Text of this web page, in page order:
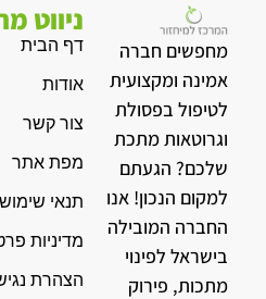
מחפשים חברה
אמינה ומקצועית
לטיפול בפסולת
וגרוטאות מתכת
שלכם? הגעתם
למקום הנכון! אנו
החברה המובילה
בישראל לפינוי
מתכות, פירוק
ניווט
דף הבית
אודות
צור קשר
מפת אתר
תנאי שימוש
מדיניות
הצהרת